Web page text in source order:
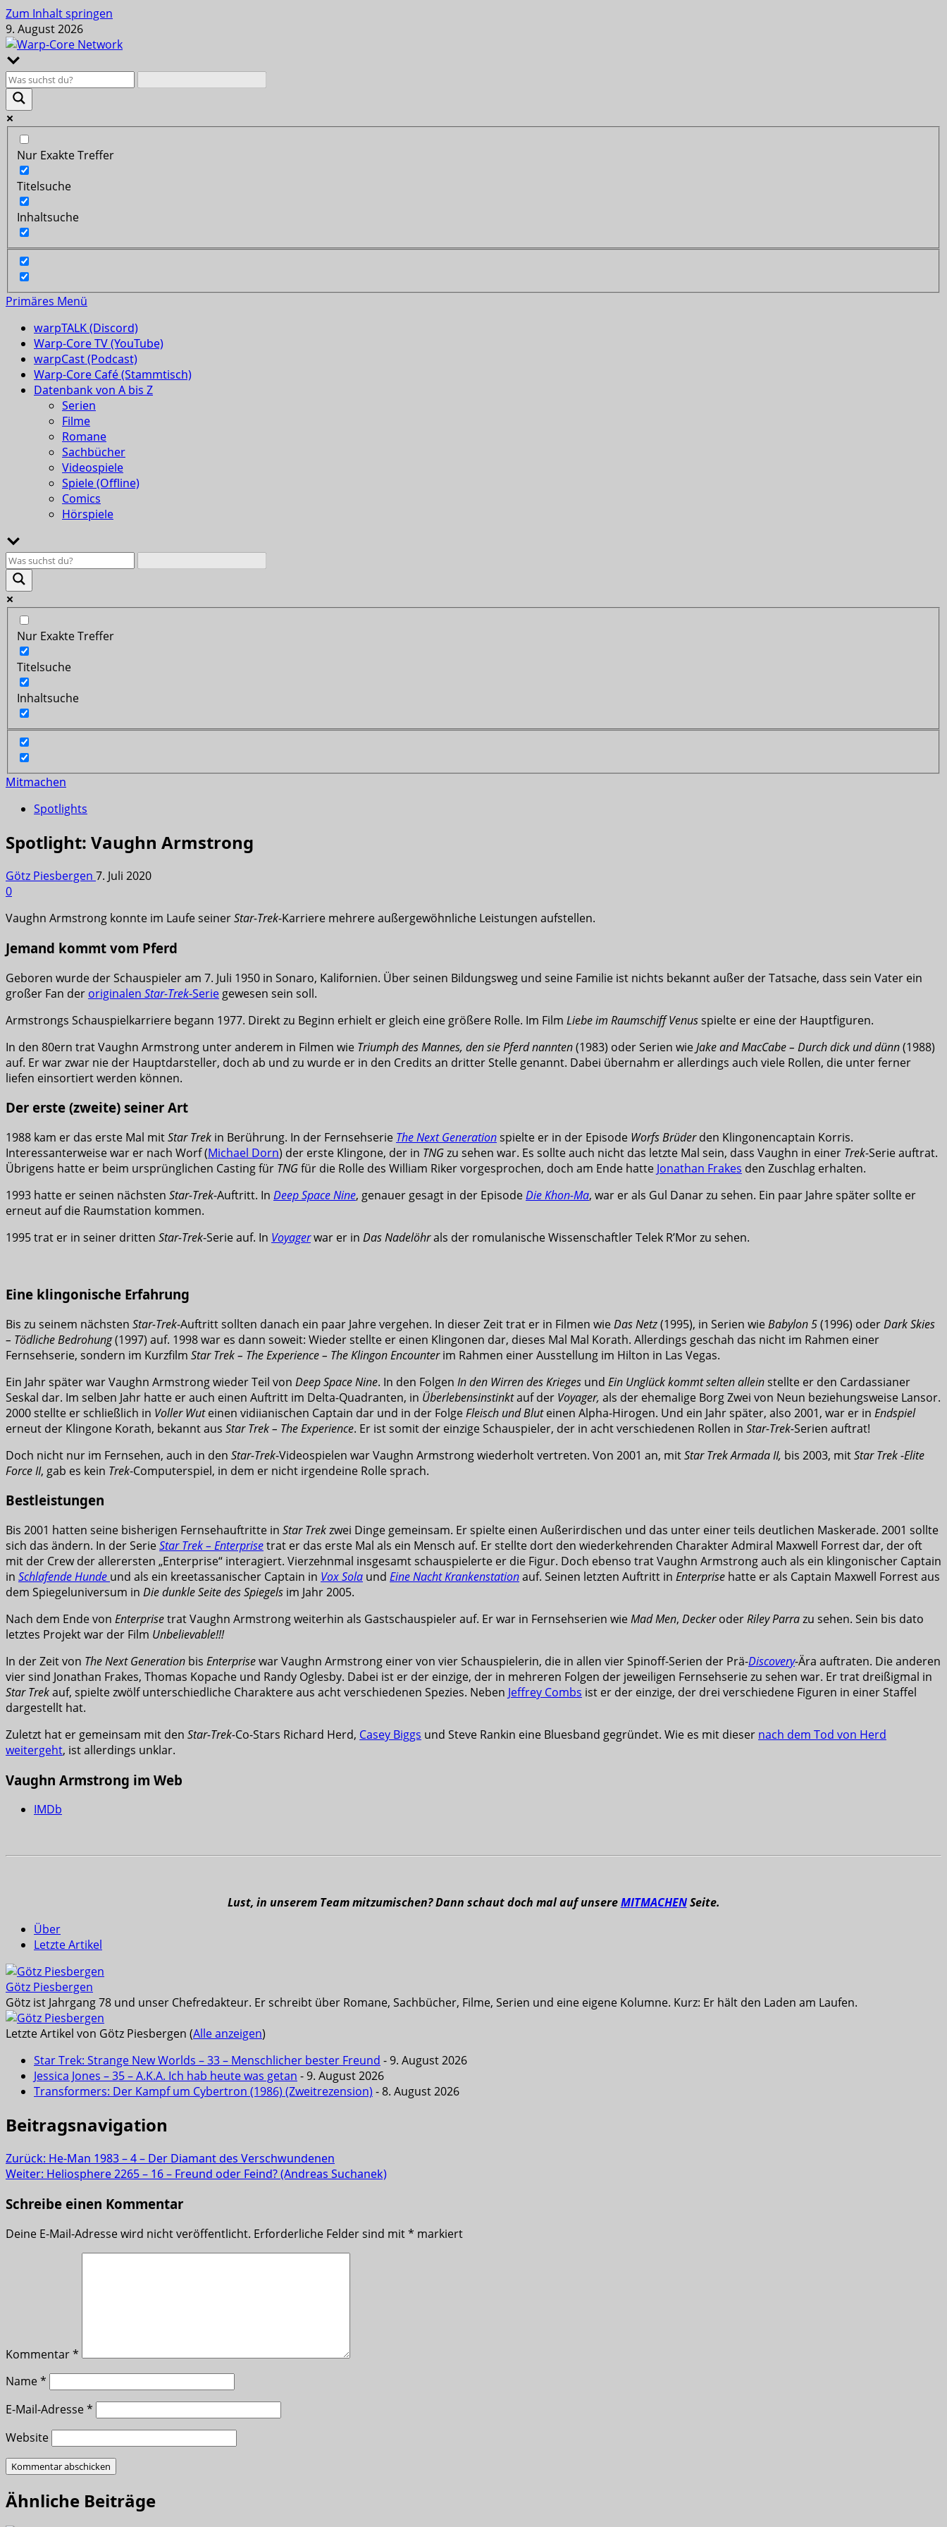
Zum Inhalt springen
9. August 2026
Nur Exakte Treffer
Titelsuche
Inhaltsuche
Primäres Menü
warpTALK (Discord)
Warp-Core TV (YouTube)
warpCast (Podcast)
Warp-Core Café (Stammtisch)
Datenbank von A bis Z
Serien
Filme
Romane
Sachbücher
Videospiele
Spiele (Offline)
Comics
Hörspiele
Nur Exakte Treffer
Titelsuche
Inhaltsuche
Mitmachen
Spotlights
Spotlight: Vaughn Armstrong
Götz Piesbergen 7. Juli 2020
0
Vaughn Armstrong konnte im Laufe seinerStar-Trek-Karriere mehrere außergewöhnliche Leistungen aufstellen.
Jemand kommt vom Pferd
Geboren wurde der Schauspieler am 7. Juli 1950 in Sonaro, Kalifornien. Über seinen Bildungsweg und seine Familie ist nichts bekannt außer der Tatsache, dass sein Vater ein
großer Fan der originalen Star-Trek-Serie gewesen sein soll.
Armstrongs Schauspielkarriere begann 1977. Direkt zu Beginn erhielt er gleich eine größere Rolle. Im Film Liebe im Raumschiff Venusspielte er eine der Hauptfiguren.
In den 80ern trat Vaughn Armstrong unter anderem in Filmen wie Triumph des Mannes, den sie Pferd nannten(1983) oder Serien wieJake and MacCabe – Durch dick und dünn(1988)
auf. Er war zwar nie der Hauptdarsteller, doch ab und zu wurde er in den Credits an dritter Stelle genannt. Dabei übernahm er allerdings auch viele Rollen, die unter ferner
liefen einsortiert werden können.
Der erste (zweite) seiner Art
1988 kam er das erste Mal mitStar Trek in Berührung. In der Fernsehserie The Next Generationspielte er in der Episode Worfs Brüderden Klingonencaptain Korris.
Interessanterweise war er nach Worf (Michael Dorn) der erste Klingone, der in TNGzu sehen war. Es sollte auch nicht das letzte Mal sein, dass Vaughn in einer Trek-Serie auftrat.
Übrigens hatte er beim ursprünglichen Casting für TNGfür die Rolle des William Riker vorgesprochen, doch am Ende hatte Jonathan Frakes den Zuschlag erhalten.
1993 hatte er seinen nächsten Star-Trek-Auftritt. In Deep Space Nine, genauer gesagt in der EpisodeDie Khon-Ma, war er als Gul Danar zu sehen. Ein paar Jahre später sollte er
erneut auf die Raumstation kommen.
1995 trat er in seiner dritten Star-Trek-Serie auf. In Voyagerwar er in Das Nadelöhrals der romulanische Wissenschaftler Telek R’Mor zu sehen.
Eine klingonische Erfahrung
Bis zu seinem nächsten Star-Trek-Auftritt sollten danach ein paar Jahre vergehen. In dieser Zeit trat er in Filmen wieDas Netz(1995), in Serien wieBabylon 5(1996) oderDark Skies
– Tödliche Bedrohung(1997) auf. 1998 war es dann soweit: Wieder stellte er einen Klingonen dar, dieses Mal Mal Korath. Allerdings geschah das nicht im Rahmen einer
Fernsehserie, sondern im Kurzfilm Star Trek – The Experience – The Klingon Encounterim Rahmen einer Ausstellung im Hilton in Las Vegas.
Ein Jahr später war Vaughn Armstrong wieder Teil von Deep Space Nine. In den Folgen In den Wirren des Krieges und Ein Unglück kommt selten alleinstellte er den Cardassianer
Seskal dar. Im selben Jahr hatte er auch einen Auftritt im Delta-Quadranten, in Überlebensinstinktauf der Voyager, als der ehemalige Borg Zwei von Neun beziehungsweise Lansor.
2000 stellte er schließlich in Voller Wuteinen vidiianischen Captain dar und in der FolgeFleisch und Bluteinen Alpha-Hirogen. Und ein Jahr später, also 2001, war er in Endspiel
erneut der Klingone Korath, bekannt aus Star Trek – The Experience. Er ist somit der einzige Schauspieler, der in acht verschiedenen Rollen in Star-Trek-Serien auftrat!
Doch nicht nur im Fernsehen, auch in den Star-Trek-Videospielen war Vaughn Armstrong wiederholt vertreten. Von 2001 an, mitStar Trek Armada II, bis 2003, mitStar Trek -Elite
Force II, gab es kein Trek-Computerspiel, in dem er nicht irgendeine Rolle sprach.
Bestleistungen
Bis 2001 hatten seine bisherigen Fernsehauftritte in Star Trekzwei Dinge gemeinsam. Er spielte einen Außerirdischen und das unter einer teils deutlichen Maskerade. 2001 sollte
sich das ändern. In der SerieStar Trek – Enterprisetrat er das erste Mal als ein Mensch auf. Er stellte dort den wiederkehrenden Charakter Admiral Maxwell Forrest dar, der oft
mit der Crew der allerersten „Enterprise“ interagiert. Vierzehnmal insgesamt schauspielerte er die Figur. Doch ebenso trat Vaughn Armstrong auch als ein klingonischer Captain
in Schlafende Hunde und als ein kreetassanischer Captain in Vox Sola und Eine Nacht Krankenstationauf. Seinen letzten Auftritt in Enterprise hatte er als Captain Maxwell Forrest aus
dem Spiegeluniversum in Die dunkle Seite des Spiegels im Jahr 2005.
Nach dem Ende von Enterprisetrat Vaughn Armstrong weiterhin als Gastschauspieler auf. Er war in Fernsehserien wieMad Men, DeckeroderRiley Parrazu sehen. Sein bis dato
letztes Projekt war der Film Unbelievable!!!
In der Zeit von The Next Generation bis Enterprisewar Vaughn Armstrong einer von vier Schauspielerin, die in allen vier Spinoff-Serien der Prä-Discovery-Ära auftraten. Die anderen
vier sind Jonathan Frakes, Thomas Kopache und Randy Oglesby. Dabei ist er der einzige, der in mehreren Folgen der jeweiligen Fernsehserie zu sehen war. Er trat dreißigmal in
Star Trekauf, spielte zwölf unterschiedliche Charaktere aus acht verschiedenen Spezies. Neben Jeffrey Combs ist er der einzige, der drei verschiedene Figuren in einer Staffel
dargestellt hat.
Zuletzt hat er gemeinsam mit den Star-Trek-Co-Stars Richard Herd, Casey Biggs und Steve Rankin eine Bluesband gegründet. Wie es mit dieser nach dem Tod von Herd
weitergeht, ist allerdings unklar.
Vaughn Armstrong im Web
IMDb
Lust, in unserem Team mitzumischen? Dann schaut doch mal auf unsereMITMACHENSeite.
Über
Letzte Artikel
Götz Piesbergen
Götz ist Jahrgang 78 und unser Chefredakteur. Er schreibt über Romane, Sachbücher, Filme, Serien und eine eigene Kolumne. Kurz: Er hält den Laden am Laufen.
Letzte Artikel von Götz Piesbergen (Alle anzeigen)
Star Trek: Strange New Worlds – 33 – Menschlicher bester Freund - 9. August 2026
Jessica Jones – 35 – A.K.A. Ich hab heute was getan - 9. August 2026
Transformers: Der Kampf um Cybertron (1986) (Zweitrezension) - 8. August 2026
Beitragsnavigation
Zurück: He-Man 1983 – 4 – Der Diamant des Verschwundenen
Weiter: Heliosphere 2265 – 16 – Freund oder Feind? (Andreas Suchanek)
Schreibe einen Kommentar
Deine E-Mail-Adresse wird nicht veröffentlicht. Erforderliche Felder sind mit* markiert
Kommentar*
Name*
E-Mail-Adresse*
Website
Ähnliche Beiträge